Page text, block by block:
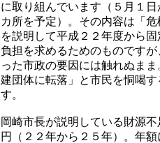
に取り組んでいます（５月１
カ所を予定）。その内容は「
を説明して平成２２年度から
負担を求めるためのものです
った市政の要因には触れぬま
建団体に転落」と市民を恫喝
す。
岡崎市長が説明している財源
円（２２年から２５年）。年額